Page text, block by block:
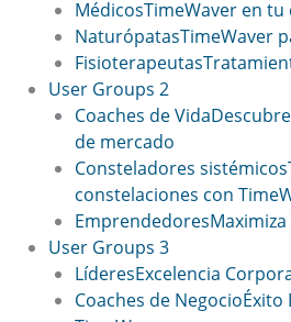
MédicosTimeWaver en tu
NaturópatasTimeWaver
Fisioterapeutas
User Groups 2
Coaches de Vida
de mercado
Consteladores sistémicos
constelaciones con
Emprendedores
User Groups 3
LíderesExcelencia
Coaches de NegocioÉxito